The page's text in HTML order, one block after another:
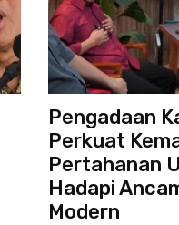
Pengadaan
Perkuat
Pertahanan
Hadapi
Modern